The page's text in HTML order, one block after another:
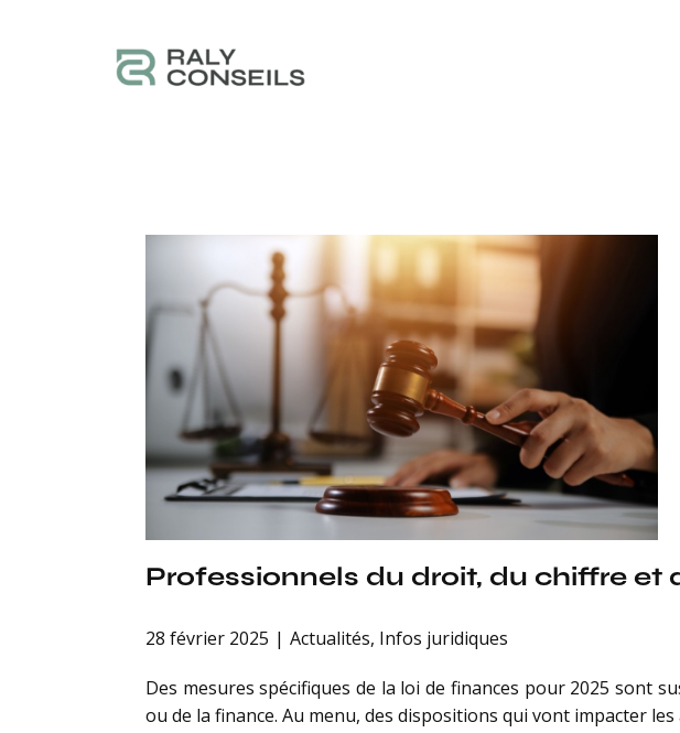
Professionnels du droit, du chiffre et
28 février 2025 Actualités, Infos juridiques
Des mesures spécifiques de la loi de finances pour 2025 sont
ou de la finance. Au menu, des dispositions qui vont impacter